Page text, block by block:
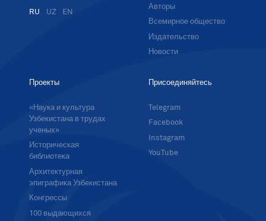
RU UZ EN
Авторы
Всемирное общество
Издательство
Новости
Проекты
«Наука и культура
Узбекистана в трудах
ученых»
Историческая
библиотека
Архитектурная
эпиграфика Узбекистана
Конгрессы
100 выдающихся
Присоединяйтесь
Telegram
Facebook
Instagram
YouTube